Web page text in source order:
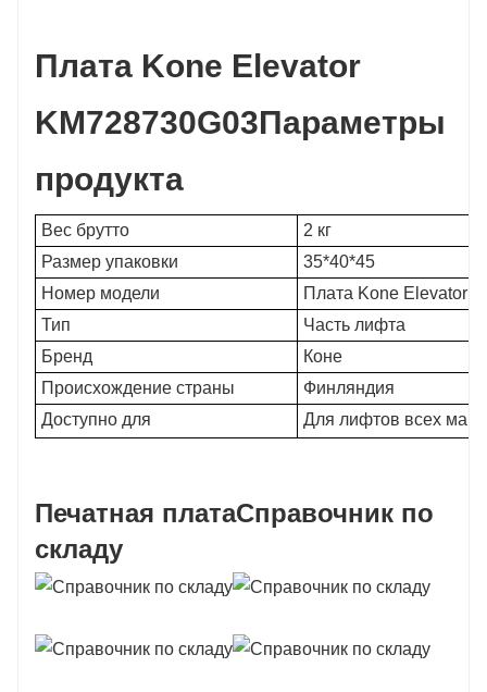
Плата Kone Elevator
KM728730G03Параметры
продукта
Вес брутто
2 кг
Размер упаковки
35*40*45
Номер модели
Плата Kone Elevator
Тип
Часть лифта
Бренд
Коне
Происхождение страны
Финляндия
Доступно для
Для лифтов всех
Печатная платаСправочник по
складу